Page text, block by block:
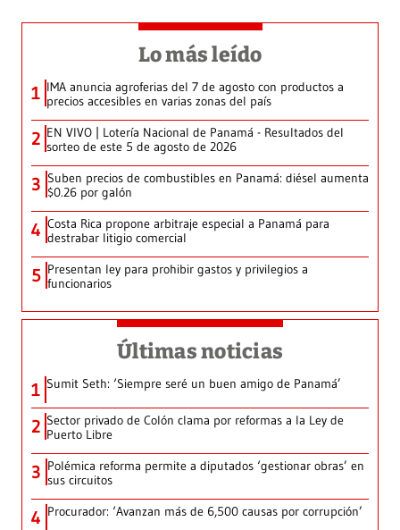
Lo más leído
1 IMA anuncia agroferias del 7 de agosto con productos a
precios accesibles en varias zonas del país
2 EN VIVO | Lotería Nacional de Panamá - Resultados del
sorteo de este 5 de agosto de 2026
3 Suben precios de combustibles en Panamá: diésel aumenta
$0.26 por galón
4 Costa Rica propone arbitraje especial a Panamá para
destrabar litigio comercial
5 Presentan ley para prohibir gastos y privilegios a
funcionarios
Últimas noticias
1 Sumit Seth: ‘Siempre seré un buen amigo de Panamá’
2 Sector privado de Colón clama por reformas a la Ley de
Puerto Libre
3 Polémica reforma permite a diputados ‘gestionar obras’ en
sus circuitos
4 Procurador: ‘Avanzan más de 6,500 causas por corrupción’